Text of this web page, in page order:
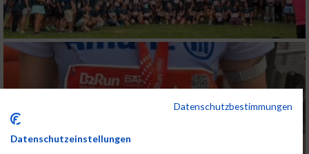
Datenschutzbestimmungen
Datenschutzeinstellungen